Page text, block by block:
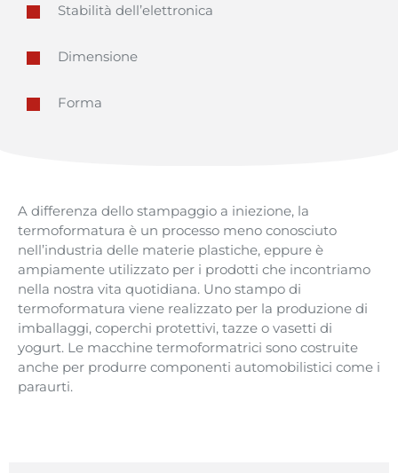
Stabilità dell’elettronica
Dimensione
Forma
A differenza dello stampaggio a iniezione, la
termoformatura è un processo meno conosciuto
nell’industria delle materie plastiche, eppure è
ampiamente utilizzato per i prodotti che incontriamo
nella nostra vita quotidiana. Uno stampo di
termoformatura viene realizzato per la produzione di
imballaggi, coperchi protettivi, tazze o vasetti di
yogurt. Le macchine termoformatrici sono costruite
anche per produrre componenti automobilistici come i
paraurti.